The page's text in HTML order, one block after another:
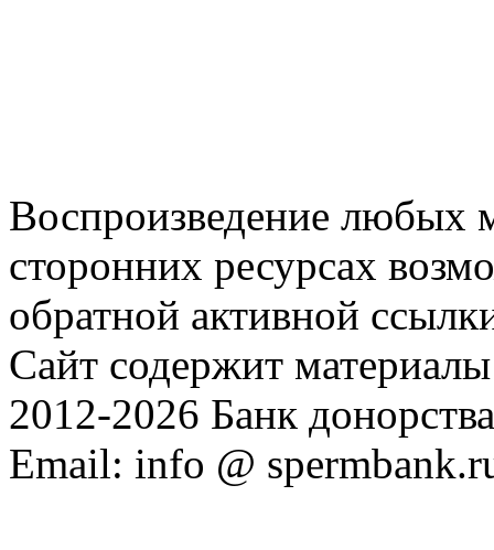
Воспроизведение любых
сторонних ресурсах
обратной активной
Сайт содержит
2012-2026 Банк
Email: info @